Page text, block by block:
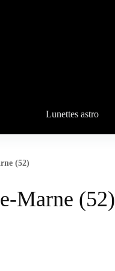
Lunettes astro
(52)
Marne (52)